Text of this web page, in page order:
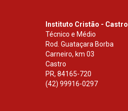
Instituto Cristão - Castro
Técnico e Médio
Rod. Guataçara Borba
Carneiro, km 03
Castro
PR, 84165-720
(42) 99916-0297